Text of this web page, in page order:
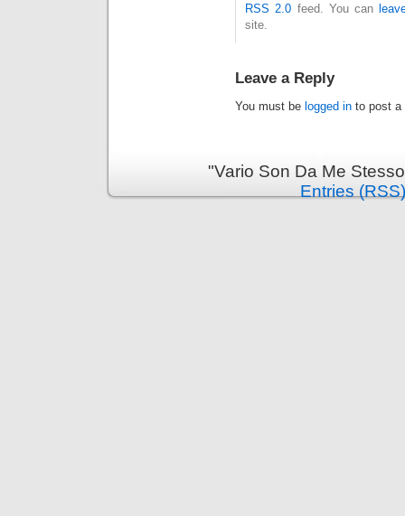
RSS 2.0 feed. You can
site.
Leave a Reply
You must be logged in to post a
"Vario Son Da Me
Entries (RSS)